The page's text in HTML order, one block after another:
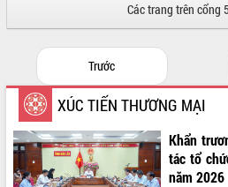
VIDEO
Không có file video nào để phát.
Các trang trên cổng
Trước
XÚC TIẾN THƯƠNG MẠI
Khẩn
tác tổ
năm 2026